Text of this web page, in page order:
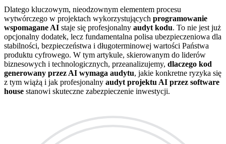
Dlatego kluczowym, nieodzownym elementem procesu
wytwórczego w projektach wykorzystujących programowanie
wspomagane AI staje się profesjonalny audyt kodu. To nie jest już
opcjonalny dodatek, lecz fundamentalna polisa ubezpieczeniowa dla
stabilności, bezpieczeństwa i długoterminowej wartości Państwa
produktu cyfrowego. W tym artykule, skierowanym do liderów
biznesowych i technologicznych, przeanalizujemy, dlaczego kod
generowany przez AI wymaga audytu, jakie konkretne ryzyka się
z tym wiążą i jak profesjonalny audyt projektu AI przez software
house stanowi skuteczne zabezpieczenie inwestycji.